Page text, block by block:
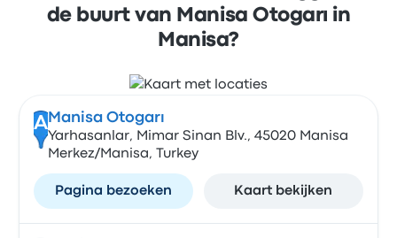
de buurt van Manisa Otogarı in
Manisa?
A Manisa Otogarı
Yarhasanlar, Mimar Sinan Blv., 45020 Manisa
Merkez/Manisa, Turkey
Pagina bezoeken Kaart bekijken